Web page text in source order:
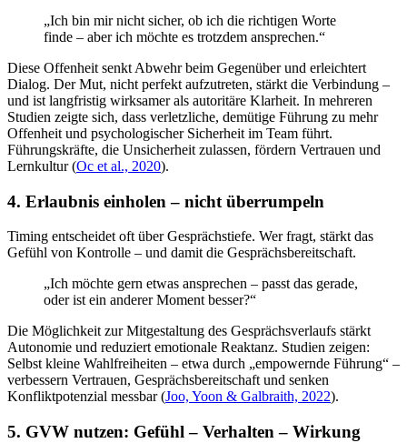
„Ich bin mir nicht sicher, ob ich die richtigen Worte
finde – aber ich möchte es trotzdem ansprechen.“
Diese Offenheit senkt Abwehr beim Gegenüber und erleichtert
Dialog. Der Mut, nicht perfekt aufzutreten, stärkt die Verbindung –
und ist langfristig wirksamer als autoritäre Klarheit. In mehreren
Studien zeigte sich, dass verletzliche, demütige Führung zu mehr
Offenheit und psychologischer Sicherheit im Team führt.
Führungskräfte, die Unsicherheit zulassen, fördern Vertrauen und
Lernkultur (Oc et al., 2020).
4. Erlaubnis einholen – nicht überrumpeln
Timing entscheidet oft über Gesprächstiefe. Wer fragt, stärkt das
Gefühl von Kontrolle – und damit die Gesprächsbereitschaft.
„Ich möchte gern etwas ansprechen – passt das gerade,
oder ist ein anderer Moment besser?“
Die Möglichkeit zur Mitgestaltung des Gesprächsverlaufs stärkt
Autonomie und reduziert emotionale Reaktanz. Studien zeigen:
Selbst kleine Wahlfreiheiten – etwa durch „empowernde Führung“ –
verbessern Vertrauen, Gesprächsbereitschaft und senken
Konfliktpotenzial messbar (Joo, Yoon & Galbraith, 2022).
5. GVW nutzen: Gefühl – Verhalten – Wirkung